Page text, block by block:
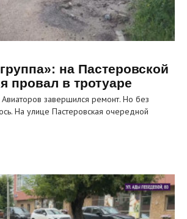
на Пастеровской
провал в тротуаре
завершился ремонт. Но без
На улице Пастеровская очередной